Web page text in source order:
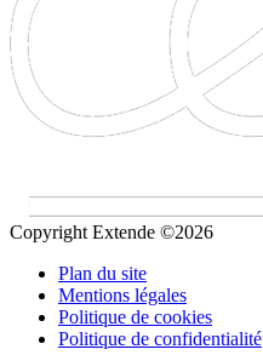
Copyright Extende ©2026
Plan du site
Mentions légales
Politique de cookies
Politique de confidentialité